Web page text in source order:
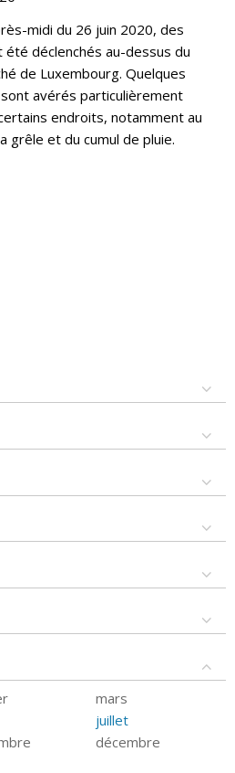
midi du 26 juin 2020, des
été déclenchés au-dessus du
de Luxembourg. Quelques
avérés particulièrement
endroits, notamment au
grêle et du cumul de pluie.
mars
juillet
décembre